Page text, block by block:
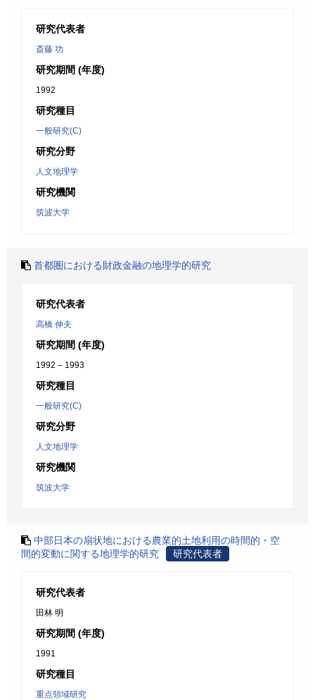
研究代表者
斎藤 功
研究期間 (年度)
1992
研究種目
一般研究(C)
研究分野
人文地理学
研究機関
筑波大学
首都圏における財政金融の地理学的研究
研究代表者
高橋 伸夫
研究期間 (年度)
1992 – 1993
研究種目
一般研究(C)
研究分野
人文地理学
研究機関
筑波大学
中部日本の扇状地における農業的土地利用の時間的・空
間的変動に関する地理学的研究
研究代表者
研究代表者
田林 明
研究期間 (年度)
1991
研究種目
重点領域研究